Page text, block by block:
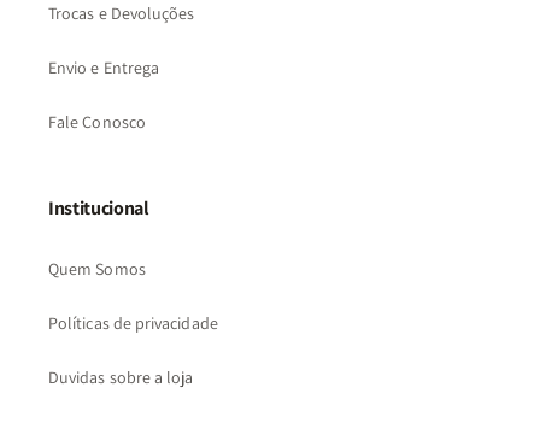
Trocas e Devoluções
Envio e Entrega
Fale Conosco
Institucional
Quem Somos
Políticas de privacidade
Duvidas sobre a loja